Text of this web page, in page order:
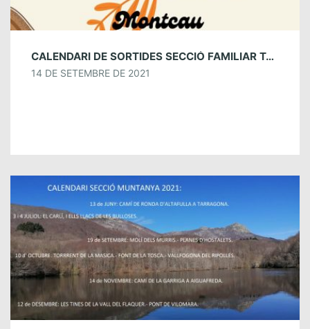
CALENDARI DE SORTIDES SECCIÓ FAMILIAR TARDOR 2021
14 DE SETEMBRE DE 2021